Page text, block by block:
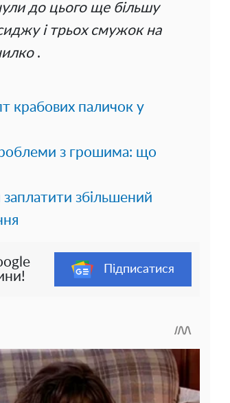
до цього ще більшу
і трьох смужок на
.
крабових паличок у
з грошима: що
заплатити збільшений
Підписатися